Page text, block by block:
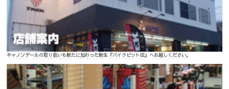
キャノンデールの取り扱いも新たに加わった新生『バイクピット庄』へお越しください。